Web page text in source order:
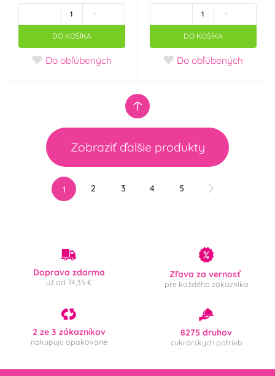
- +
DO KOŠÍKA
Do obľúbených
- +
DO KOŠÍKA
Do obľúbených
Zobraziť ďalšie produkty
1 2 3 4 5
Doprava zdarma
už od 74,35 €
Zľava za vernosť
pre každého zákazníka
2 ze 3 zákazníkov
nakupujú opakovane
8275 druhov
cukrárskych potrieb